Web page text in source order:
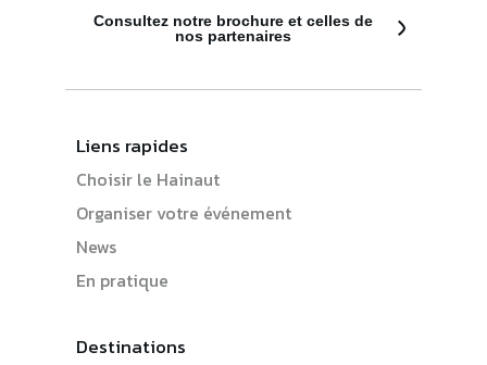
Consultez notre brochure et celles de
nos partenaires
Liens rapides
Choisir le Hainaut
Organiser votre événement
News
En pratique
Destinations